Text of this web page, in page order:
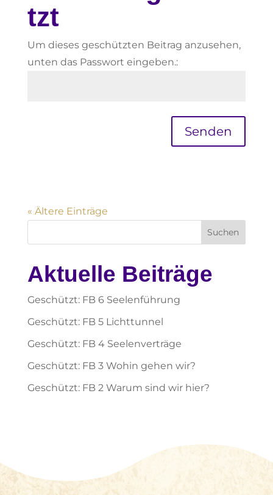
tzt
Um dieses geschützten Beitrag anzusehen,
unten das Passwort eingeben.:
Senden
« Ältere Einträge
Suchen
Aktuelle Beiträge
Geschützt: FB 6 Seelenführung
Geschützt: FB 5 Lichttunnel
Geschützt: FB 4 Seelenverträge
Geschützt: FB 3 Wohin gehen wir?
Geschützt: FB 2 Warum sind wir hier?